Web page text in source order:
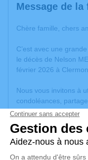
Message de la
Chère famille, chers
C’est avec une
le décès de Nelson
février 2026 à
Nous vous invitons à
condoléances,
anecdote ou exprimer
ou des textes. Cet
honorer la mémoire
Un service de